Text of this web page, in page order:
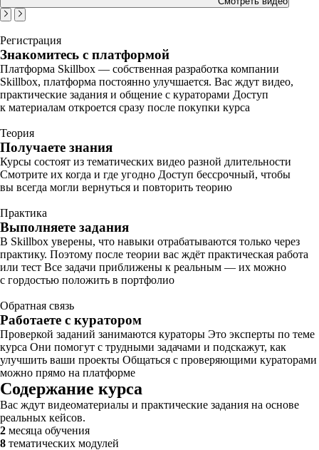
Регистрация
Знакомитесь с платформой
Платформа Skillbox — собственная разработка компании
Skillbox, платформа постоянно улучшается. Вас ждут видео,
практические задания и общение с кураторами Доступ
к материалам откроется сразу после покупки курса
Теория
Получаете знания
Курсы состоят из тематических видео разной длительности
Смотрите их когда и где угодно Доступ бессрочный, чтобы
вы всегда могли вернуться и повторить теорию
Практика
Выполняете задания
В Skillbox уверены, что навыки отрабатываются только через
практику. Поэтому после теории вас ждёт практическая работа
или тест Все задачи приближены к реальным — их можно
с гордостью положить в портфолио
Обратная связь
Работаете с куратором
Проверкой заданий занимаются кураторы Это эксперты по теме
курса Они помогут с трудными задачами и подскажут, как
улучшить ваши проекты Общаться с проверяющими кураторами
можно прямо на платформе
Содержание курса
Вас ждут видеоматериалы и практические задания на основе
реальных кейсов.
2 месяца обучения
8 тематических модулей